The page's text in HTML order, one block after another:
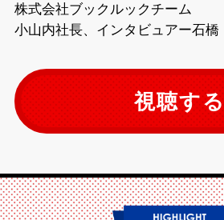
株式会社ブックルックチーム
小山内社長、インタビュアー石橋
視聴する